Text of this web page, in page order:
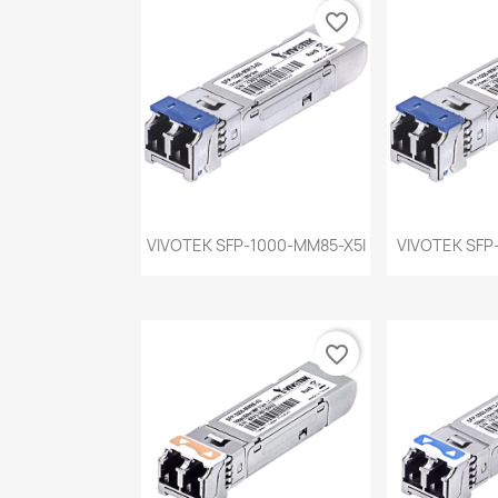
Vista rápida
VIVOTEK SFP-1000-MM85-X5I
favorite_border

VIVOTEK
favorite_border